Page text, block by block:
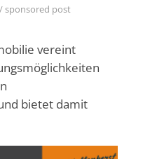
sponsored post
vereint
bietet damit